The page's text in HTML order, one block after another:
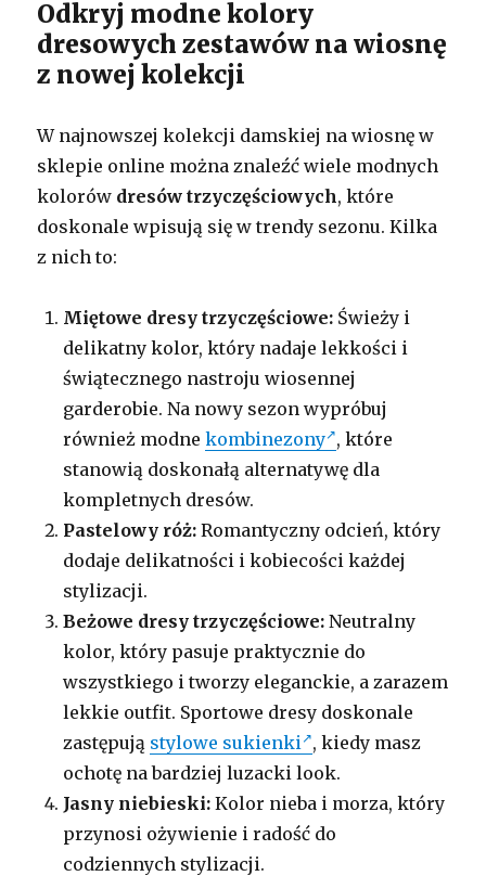
Odkryj modne kolory
dresowych zestawów na wiosnę
z nowej kolekcji
W najnowszej kolekcji damskiej na wiosnę w
sklepie online można znaleźć wiele modnych
kolorów dresów trzyczęściowych, które
doskonale wpisują się w trendy sezonu. Kilka
z nich to:
Miętowe dresy trzyczęściowe: Świeży i
delikatny kolor, który nadaje lekkości i
świątecznego nastroju wiosennej
garderobie. Na nowy sezon wypróbuj
również modnekombinezony , które
stanowią doskonałą alternatywę dla
kompletnych dresów.
Pastelowy róż: Romantyczny odcień, który
dodaje delikatności i kobiecości każdej
stylizacji.
Beżowe dresy trzyczęściowe: Neutralny
kolor, który pasuje praktycznie do
wszystkiego i tworzy eleganckie, a zarazem
lekkie outfit. Sportowe dresy doskonale
zastępują stylowe sukienki
, kiedy masz
ochotę na bardziej luzacki look.
Jasny niebieski: Kolor nieba i morza, który
przynosi ożywienie i radość do
codziennych stylizacji.